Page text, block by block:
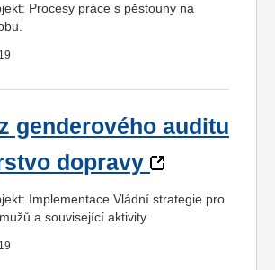
Procesy práce s pěstouny na
genderového auditu
dopravy
Implementace Vládní strategie pro
a související aktivity